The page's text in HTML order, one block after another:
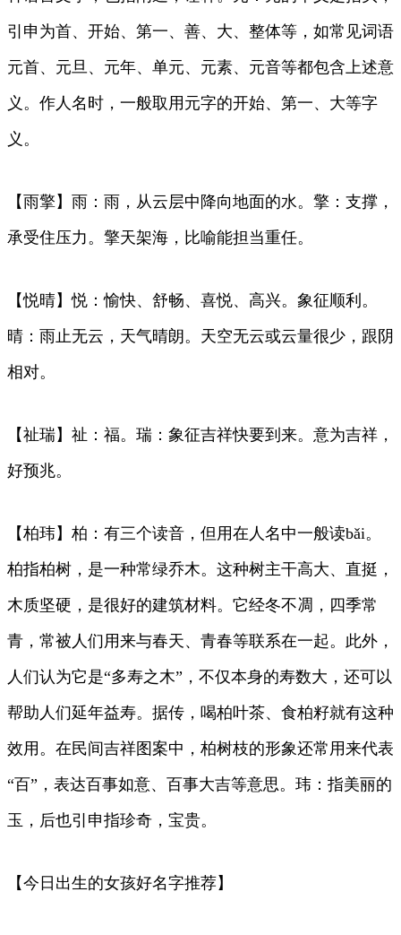
引申为首、开始、第一、善、大、整体等，如常见词语
元首、元旦、元年、单元、元素、元音等都包含上述意
义。作人名时，一般取用元字的开始、第一、大等字
义。
【雨擎】雨：雨，从云层中降向地面的水。擎：支撑，
承受住压力。擎天架海，比喻能担当重任。
【悦晴】悦：愉快、舒畅、喜悦、高兴。象征顺利。
晴：雨止无云，天气晴朗。天空无云或云量很少，跟阴
相对。
【祉瑞】祉：福。瑞：象征吉祥快要到来。意为吉祥，
好预兆。
【柏玮】柏：有三个读音，但用在人名中一般读bǎi。
柏指柏树，是一种常绿乔木。这种树主干高大、直挺，
木质坚硬，是很好的建筑材料。它经冬不凋，四季常
青，常被人们用来与春天、青春等联系在一起。此外，
人们认为它是“多寿之木”，不仅本身的寿数大，还可以
帮助人们延年益寿。据传，喝柏叶茶、食柏籽就有这种
效用。在民间吉祥图案中，柏树枝的形象还常用来代表
“百”，表达百事如意、百事大吉等意思。玮：指美丽的
玉，后也引申指珍奇，宝贵。
【今日出生的女孩好名字推荐】